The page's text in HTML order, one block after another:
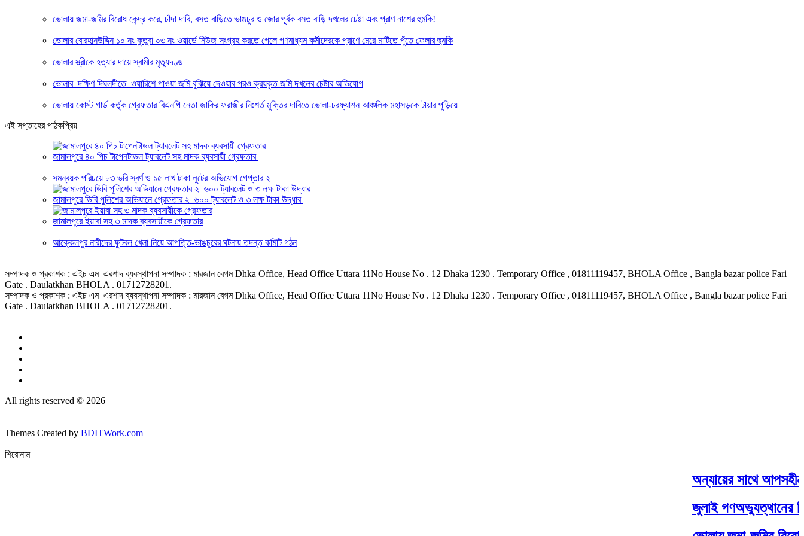
ভোলায় জমা-জমির বিরোধ কেন্দ্র করে, চাঁদা দাবি, বসত বাড়িতে ভাঙচুর ও জোর পূর্বক বসত বাড়ি দখলের চেষ্টা এবং প্রাণ নাশের হুমকি! ‎
ভোলার বোরহানউদ্দিন ১০ নং কুতুবা ০৩ নং ওয়ার্ডে নিউজ সংগ্রহ করতে গেলে গণমাধ্যম কর্মীদেরকে প্রাণে মেরে মাটিতে পুঁতে ফেলার হুমকি
ভোলার স্ত্রীকে হত্যার দায়ে স্বামীর মৃত্যুদণ্ড
ভোলার দক্ষিণ দিঘলদীতে ওয়ারিশে পাওয়া জমি বুঝিয়ে দেওয়ার পরও ক্রয়কৃত জমি দখলের চেষ্টার অভিযোগ
ভোলায় কোস্ট গার্ড কর্তৃক গ্রেফতার বিএনপি নেতা জাকির ফরাজীর নিঃশর্ত মুক্তির দাবিতে ভোলা-চরফ্যাশন আঞ্চলিক মহাসড়কে টায়ার পুড়িয়ে
এই সপ্তাহের পাঠকপ্রিয়
জামালপুরে ৪০ পিচ টাপেনটাডল ট্যাবলেট সহ মাদক ব্যবসায়ী গ্রেফতার
সমন্বয়ক পরিচয়ে ৮৩ ভরি স্বর্ণ ও ১৫ লাখ টাকা লুটের অভিযোগ গেপ্তার ২
জামালপুরে ডিবি পুলিশের অভিযানে গ্রেফতার ২ ৬০০ ট্যাবলেট ও ৩ লক্ষ টাকা উদ্ধার
জামালপুরে ইয়াবা সহ ৩ মাদক ব্যবসায়ীকে গ্রেফতার
আক্কেলপুর নারীদের ফুটবল খেলা নিয়ে আপত্তি-ভাঙচুরের ঘটনায় তদন্ত কমিটি গঠন
সম্পাদক ও প্রকাশক : এইচ এম এরশাদ ব্যবস্থাপনা সম্পাদক : মারজান বেগম Dhka Office, Head Office Uttara 11No House No . 12 Dhaka 1230 . Temporary Office , 01811119457, BHOLA Office , Bangla bazar police Fari
Gate . Daulatkhan BHOLA . 01712728201.
সম্পাদক ও প্রকাশক : এইচ এম এরশাদ ব্যবস্থাপনা সম্পাদক : মারজান বেগম Dhka Office, Head Office Uttara 11No House No . 12 Dhaka 1230 . Temporary Office , 01811119457, BHOLA Office , Bangla bazar police Fari
Gate . Daulatkhan BHOLA . 01712728201.
All rights reserved © 2026
Themes Created by BDITWork.com
শিরোনাম
অন্যায়ের সাথে
জুলাই গণঅভ্যুত্থানের